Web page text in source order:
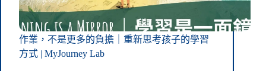
作業，不是更多的負擔｜重新思考孩子的學習
方式 | MyJourney Lab